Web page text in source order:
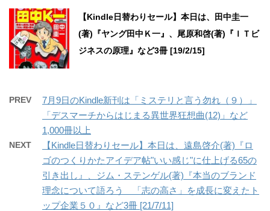
【Kindle日替わりセール】本日は、田中圭一
(著)『ヤング田中Ｋ一』、尾原和啓(著)『ＩＴビ
ジネスの原理』など3冊 [19/2/15]
PREV
7月9日のKindle新刊は「ミステリと言う勿れ（９）」
「デスマーチからはじまる異世界狂想曲(12)」など
1,000冊以上
NEXT
【Kindle日替わりセール】本日は、遠島啓介(著)『ロ
ゴのつくりかたアイデア帖"いい感じ"に仕上げる65の
引き出し』、ジム・ステンゲル(著)『本当のブランド
理念について語ろう 「志の高さ」を成長に変えたト
ップ企業５０』など3冊 [21/7/11]